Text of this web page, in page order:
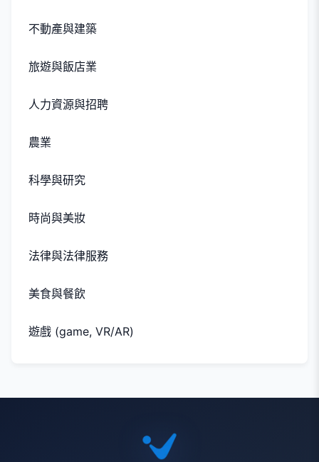
不動產與建築
旅遊與飯店業
人力資源與招聘
農業
科學與研究
時尚與美妝
法律與法律服務
美食與餐飲
遊戲 (game, VR/AR)